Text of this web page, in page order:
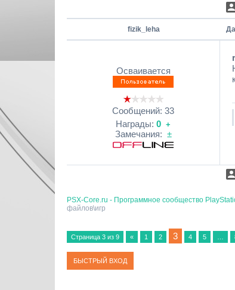
fizik_leha
Осваивается
Сообщений: 33
Награды: 0 +
Замечания: ±
PSX-Core.ru - Программное сообщество
файлов\игр
Страница 3 из 9 « 1 2 3 4 5